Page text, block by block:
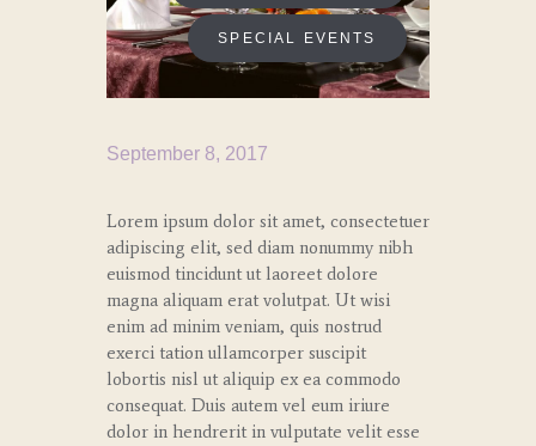
SPECIAL EVENTS
September 8, 2017
Lorem ipsum dolor sit amet, consectetuer
adipiscing elit, sed diam nonummy nibh
euismod tincidunt ut laoreet dolore
magna aliquam erat volutpat. Ut wisi
enim ad minim veniam, quis nostrud
exerci tation ullamcorper suscipit
lobortis nisl ut aliquip ex ea commodo
consequat. Duis autem vel eum iriure
dolor in hendrerit in vulputate velit esse